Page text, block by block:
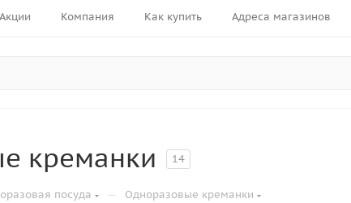
Акции Компания Как купить Адреса магазинов
креманки 14
посуда — Одноразовые креманки